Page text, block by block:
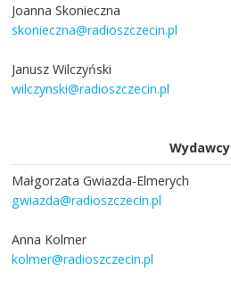
Joanna Skonieczna
skonieczna@radioszczecin.pl
Janusz Wilczyński
wilczynski@radioszczecin.pl
Wydawcy
Małgorzata Gwiazda-Elmerych
gwiazda@radioszczecin.pl
Anna Kolmer
kolmer@radioszczecin.pl